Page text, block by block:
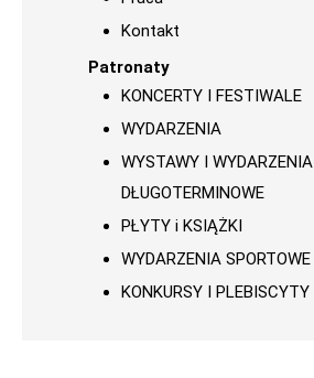
Kontakt
Patronaty
KONCERTY I FESTIWALE
WYDARZENIA
WYSTAWY I WYDARZENIA
DŁUGOTERMINOWE
PŁYTY i KSIĄŻKI
WYDARZENIA SPORTOWE
KONKURSY I PLEBISCYTY